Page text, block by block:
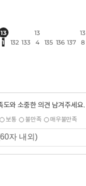
13
1
132 133
13
4
135 136 137
13
8
도와 소중한 의견 남겨주세요.
보통 불만족 매우불만족